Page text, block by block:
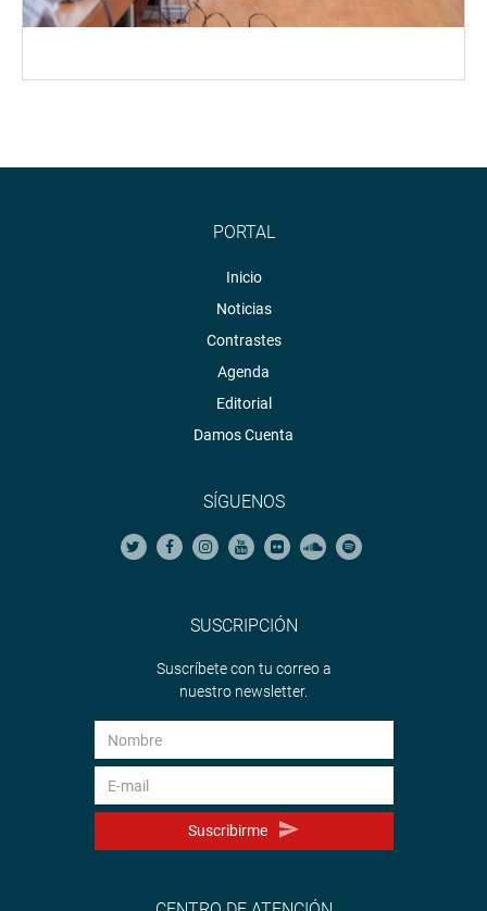
PORTAL
Inicio
Noticias
Contrastes
Agenda
Editorial
Damos Cuenta
SÍGUENOS
SUSCRIPCIÓN
Suscríbete con tu correo a
nuestro newsletter.
Suscribirme